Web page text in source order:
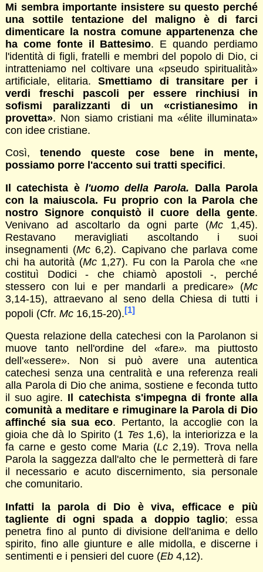
Mi sembra importante insistere su questo perché
una sottile tentazione del maligno è di farci
dimenticare la nostra comune appartenenza che
ha come fonte il Battesimo. E quando perdiamo
l'identità di figli, fratelli e membri del popolo di Dio, ci
intratteniamo nel coltivare una «pseudo spiritualità»
artificiale, elitaria.Smettiamo di transitare per i
verdi freschi pascoli per essere rinchiusi in
sofismi paralizzanti di un «cristianesimo in
provetta». Non siamo cristiani ma «élite illuminata»
con idee cristiane.
Così,tenendo queste cose bene in mente,
possiamo porre l'accento sui tratti specifici.
Il catechista è l'uomo della Parola. Dalla Parola
con la maiuscola. Fu proprio con la Parola che
nostro Signore conquistò il cuore della gente.
Venivano ad ascoltarlo da ogni parte (Mc 1,45).
Restavano meravigliati ascoltando i suoi
insegnamenti (Mc 6,2). Capivano che parlava come
chi ha autorità (Mc1,27). Fu con la Parola che «ne
costituì Dodici - che chiamò apostoli -, perché
stessero con lui e per mandarli a predicare» (Mc
3,14-15), attraevano al seno della Chiesa di tutti i
popoli (Cfr. Mc16,15-20).[1]
Questa relazione della catechesi con la Parolanon si
muove tanto nell'ordine del «fare». ma piuttosto
dell'«essere». Non si può avere una autentica
catechesi senza una centralità e una referenza reali
alla Parola di Dio che anima, sostiene e feconda tutto
il suo agire. Il catechista s'impegna di fronte alla
comunità a meditare e rimuginare la Parola di Dio
affinché sia sua eco. Pertanto, la accoglie con la
gioia che dà lo Spirito (1 Tes1,6), la interiorizza e la
fa carne e gesto come Maria (Lc2,19). Trova nella
Parola la saggezza dall'alto che le permetterà di fare
il necessario e acuto discernimento, sia personale
che comunitario.
Infatti la parola di Dio è viva, efficace e più
tagliente di ogni spada a doppio taglio; essa
penetra fino al punto di divisione dell'anima e dello
spirito, fino alle giunture e alle midolla, e discerne i
sentimenti e i pensieri del cuore (Eb4,12).